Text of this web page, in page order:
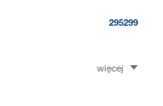
295299
więcej